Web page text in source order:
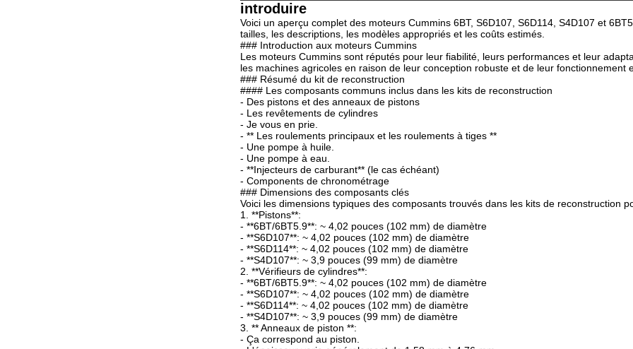
introduire
Voici un aperçu complet des moteurs Cummins 6BT, S6D107, S6D114, S4D107 et
tailles, les descriptions, les modèles appropriés et les coûts estimés.
### Introduction aux moteurs Cummins
Les moteurs Cummins sont réputés pour leur fiabilité, leurs performances et leur
les machines agricoles en raison de leur conception robuste et de leur fonctionnement
### Résumé du kit de reconstruction
#### Les composants communs inclus dans les kits de reconstruction
- Des pistons et des anneaux de pistons
- Les revêtements de cylindres
- Je vous en prie.
- ** Les roulements principaux et les roulements à tiges **
- Une pompe à huile.
- Une pompe à eau.
- **Injecteurs de carburant** (le cas échéant)
- Components de chronométrage
### Dimensions des composants clés
Voici les dimensions typiques des composants trouvés dans les kits de reconstruction
1. **Pistons**:
- **6BT/6BT5.9**: ~ 4,02 pouces (102 mm) de diamètre
- **S6D107**: ~ 4,02 pouces (102 mm) de diamètre
- **S6D114**: ~ 4,02 pouces (102 mm) de diamètre
- **S4D107**: ~ 3,9 pouces (99 mm) de diamètre
2. **Vérifieurs de cylindres**:
- **6BT/6BT5.9**: ~ 4,02 pouces (102 mm) de diamètre
- **S6D107**: ~ 4,02 pouces (102 mm) de diamètre
- **S6D114**: ~ 4,02 pouces (102 mm) de diamètre
- **S4D107**: ~ 3,9 pouces (99 mm) de diamètre
3. ** Anneaux de piston **:
- Ça correspond au piston.